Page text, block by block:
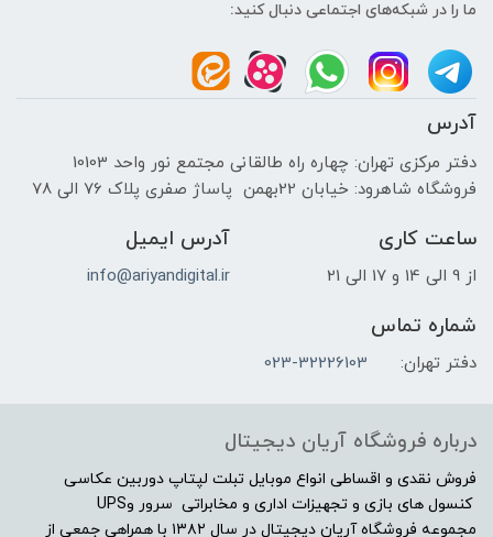
نرخ بروزرسانی تصویر
-
-
نوع مانیتور
نوع صفحه‌نمایش
پورت VGA یا D-Sub
ما را در شبکه‌های اجتماعی دنبال کنید:
آدرس
دفتر مرکزی تهران: چهاره راه طالقانی مجتمع نور واحد 10103
فروشگاه شاهرود: خیابان 22بهمن پاساژ صفری پلاک 76 الی 78
ساعت کاری
از 9 الی 14 و 17 الی 21
آدرس ایمیل
info@ariyandigital.ir
شماره تماس
دفتر تهران: 023-32226103
درباره فروشگاه آریان دیجیتال
فروش نقدی و اقساطی انواع موبایل تبلت لپتاپ دوربین عکاسی
کنسول های بازی و تجهیزات اداری و مخابراتی سرور وUPS
مجموعه فروشگاه آریان دیجیتال در سال ۱۳۸۲ با همراهی جمعی از